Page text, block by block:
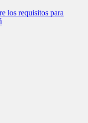
los requisitos para